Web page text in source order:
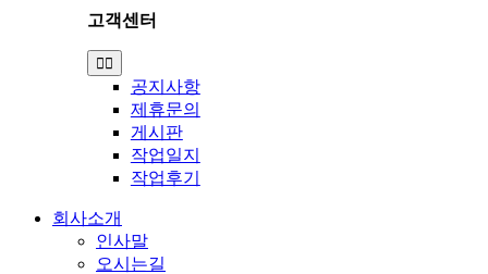
고객센터
Toggle
Navigation
공지사항
제휴문의
게시판
작업일지
작업후기
회사소개
인사말
오시는길